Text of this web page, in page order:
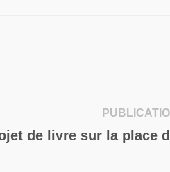
de livre sur la place